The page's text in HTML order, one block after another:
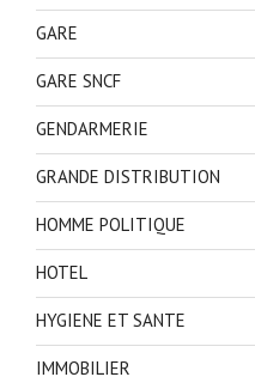
GARE
GARE SNCF
GENDARMERIE
GRANDE DISTRIBUTION
HOMME POLITIQUE
HOTEL
HYGIENE ET SANTE
IMMOBILIER